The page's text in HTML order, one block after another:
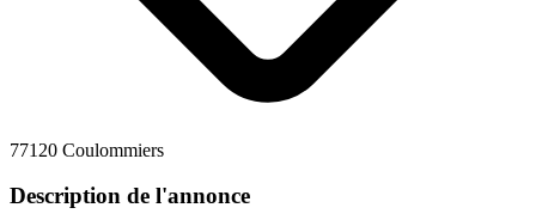
77120 Coulommiers
Description de l'annonce